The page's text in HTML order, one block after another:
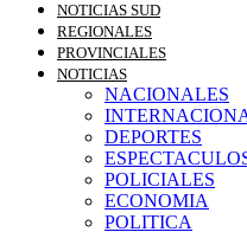
NOTICIAS SUD
REGIONALES
PROVINCIALES
NOTICIAS
NACIONALES
DEPORTES
POLICIALES
ECONOMIA
POLITICA